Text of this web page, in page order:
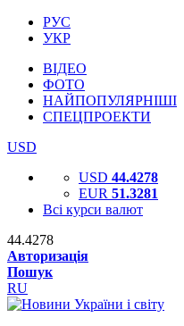
РУС
УКР
ВІДЕО
ФОТО
НАЙПОПУЛЯРНІШІ
СПЕЦПРОЕКТИ
USD
USD 44.4278
EUR 51.3281
Всі курси валют
44.4278
Авторизація
Пошук
RU